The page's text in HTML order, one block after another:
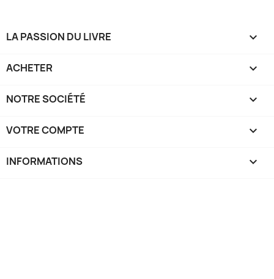
LA PASSION DU LIVRE 
ACHETER 
NOTRE SOCIÉTÉ 
VOTRE COMPTE 
INFORMATIONS keyboard_arrow_down